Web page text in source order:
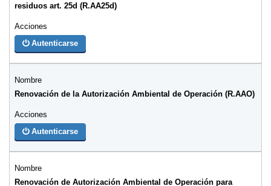
residuos art. 25d (R.AA25d)
Autenticarse
Renovación de la Autorización Ambiental de Operación (R.AAO)
Autenticarse
Renovación de Autorización Ambiental de Operación para